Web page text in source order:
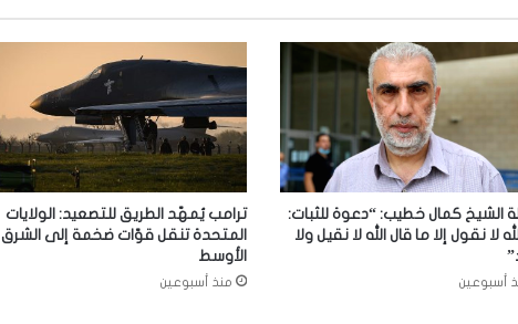
الشيخ كمال خطيب: “دعوة للثبات:
لا نقول إلا ما قال الله لا نقيل ولا
أسبوعين
ترامب يُمهّد الطريق للتصعيد: الولايات
المتحدة تنقل قوّات ضخمة إلى الشرق
الأوسط
منذ أسبوعين